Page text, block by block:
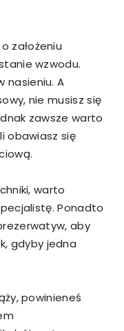
założeniu
wzwodu.
nasieniu. A
nie musisz się
zawsze warto
obawiasz się
warto
Ponadto
aby
gdyby jedna
powinieneś